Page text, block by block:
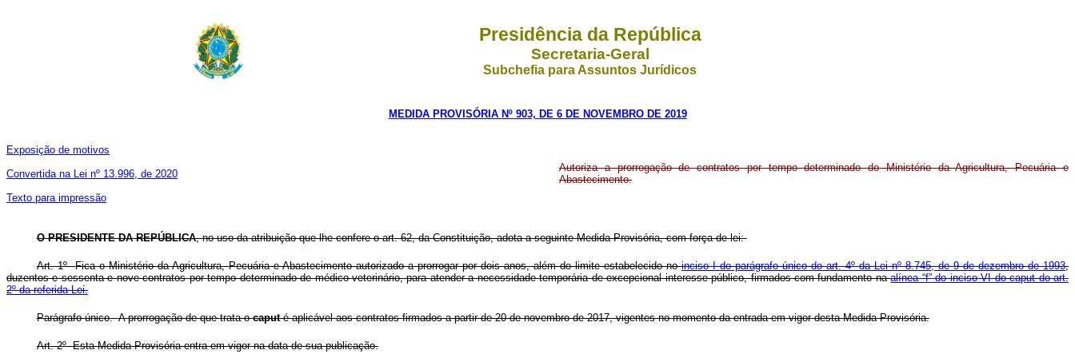
Presidência da República
Secretaria-Geral
Subchefia para Assuntos Jurídicos
MEDIDA PROVISÓRIA Nº 903, DE 6 DE NOVEMBRO DE 2019
Exposição de motivos
Convertida na Lei nº 13.996, de 2020
Texto para impressão
Autoriza a prorrogação de contratos por tempo determinado do Ministério da Agricultura, Pecuária e
Abastecimento.
O PRESIDENTE DA REPÚBLICA, no uso da atribuição que lhe confere o art. 62, da Constituição, adota a seguinte Medida Provisória, com força de lei:
Art. 1º Fica o Ministério da Agricultura, Pecuária e Abastecimento autorizado a prorrogar por dois anos, além do limite estabelecido noinciso I do parágrafo único do art. 4º da Lei nº 8.745, de 9 de dezembro de 1993,
duzentos e sessenta e nove contratos por tempo determinado de médico veterinário, para atender a necessidade temporária de excepcional interesse público, firmados com fundamento naalínea “f” do inciso VI do caput do art.
2º da referida Lei.
Parágrafo único. A prorrogação de que trata ocaputé aplicável aos contratos firmados a partir de 20 de novembro de 2017, vigentes no momento da entrada em vigor desta Medida Provisória.
Art. 2º Esta Medida Provisória entra em vigor na data de sua publicação.